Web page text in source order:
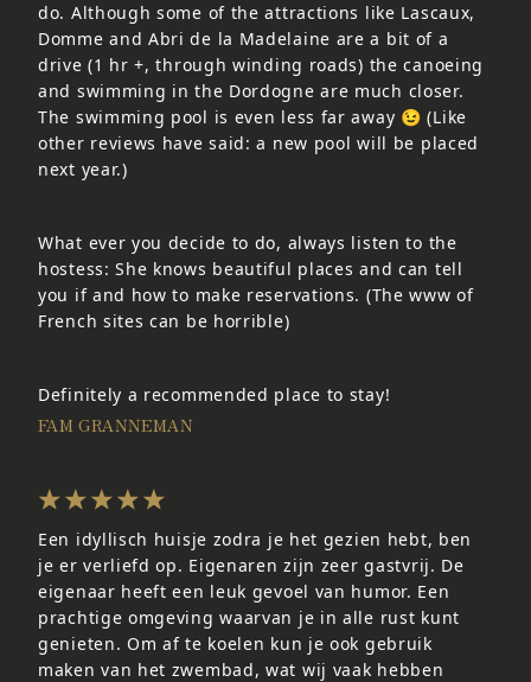
do. Although some of the attractions like Lascaux,
Domme and Abri de la Madelaine are a bit of a
drive (1 hr +, through winding roads) the canoeing
and swimming in the Dordogne are much closer.
The swimming pool is even less far away 😉 (Like
other reviews have said: a new pool will be placed
next year.)
What ever you decide to do, always listen to the
hostess: She knows beautiful places and can tell
you if and how to make reservations. (The www of
French sites can be horrible)
Definitely a recommended place to stay!
FAM GRANNEMAN
Een idyllisch huisje zodra je het gezien hebt, ben
je er verliefd op. Eigenaren zijn zeer gastvrij. De
eigenaar heeft een leuk gevoel van humor. Een
prachtige omgeving waarvan je in alle rust kunt
genieten. Om af te koelen kun je ook gebruik
maken van het zwembad, wat wij vaak hebben